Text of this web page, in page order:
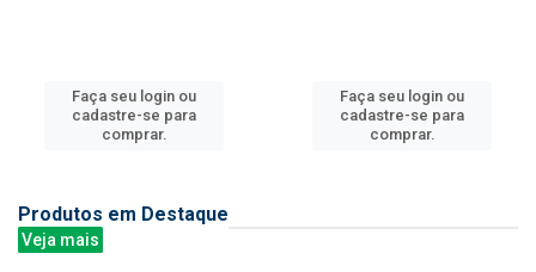
Faça seu login ou
cadastre-se para
comprar.
Faça seu login ou
cadastre-se para
comprar.
Produtos em Destaque
Veja mais